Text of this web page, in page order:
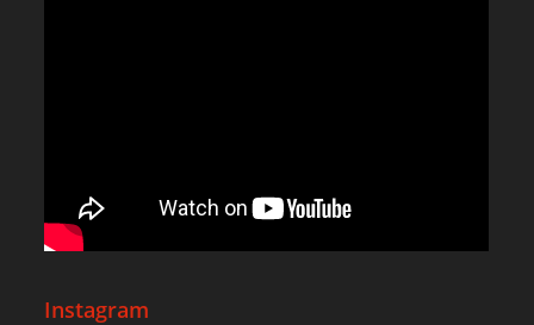
Instagram